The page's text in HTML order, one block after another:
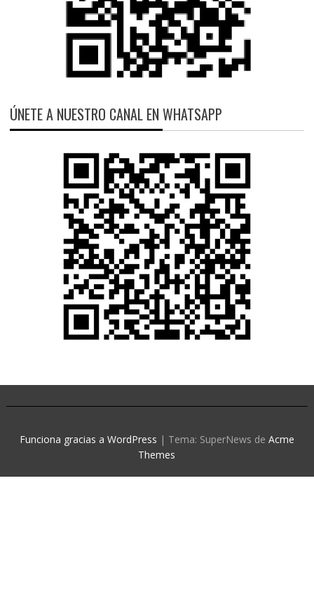
ÚNETE A NUESTRO CANAL EN WHATSAPP
Funciona gracias a WordPress | Tema: SuperNews de Acme
Themes